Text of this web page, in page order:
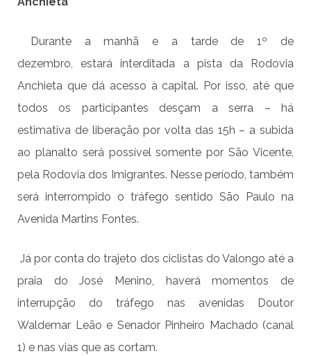
Durante a manhã e a tarde de 1º de
dezembro, estará interditada a pista da Rodovia
Anchieta que dá acesso à capital. Por isso, até que
todos os participantes desçam a serra – há
estimativa de liberação por volta das 15h – a subida
ao planalto será possível somente por São Vicente,
pela Rodovia dos Imigrantes. Nesse período, também
será interrompido o tráfego sentido São Paulo na
Avenida Martins Fontes.
Já por conta do trajeto dos ciclistas do Valongo até a
praia do José Menino, haverá momentos de
interrupção do tráfego nas avenidas Doutor
Waldemar Leão e Senador Pinheiro Machado (canal
1) e nas vias que as cortam.